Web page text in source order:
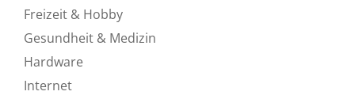
Freizeit & Hobby
Gesundheit & Medizin
Hardware
Internet